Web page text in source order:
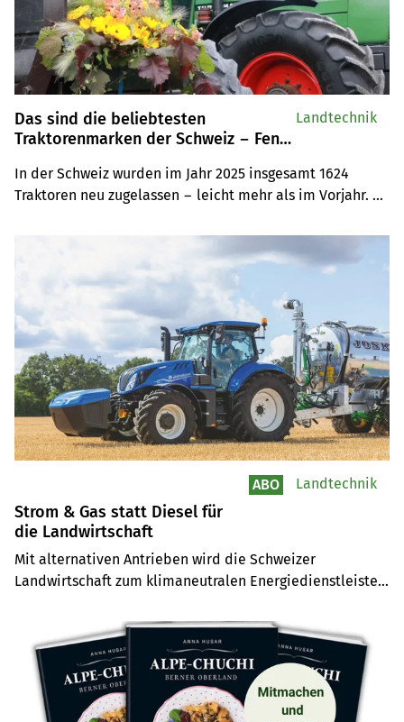
Das sind die beliebtesten
Traktorenmarken der Schweiz − Fendt
In der Schweiz wurden im Jahr 2025 insgesamt 1624
Traktoren neu zugelassen − leicht mehr als im Vorjahr.
Platz 2 und 3 schaffen es John Deere und Deutz-Fahr.
Landtechnik
Strom & Gas statt Diesel für
die Landwirtschaft
Mit alternativen Antrieben wird die Schweizer
Landwirtschaft zum klimaneutralen Energiedienstleister.
oder Bio-Methan (Gas). Im Idealfall gibt und nimmt der
Traktor die Energie bi-direktional.
ABO Landtechnik